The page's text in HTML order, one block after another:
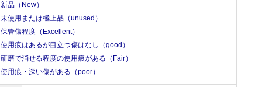
新品（New）
未使用または極上品（unused）
保管傷程度（Excellent）
使用痕はあるが目立つ傷はなし（good）
研磨で消せる程度の使用痕がある（Fair）
使用痕・深い傷がある（poor）